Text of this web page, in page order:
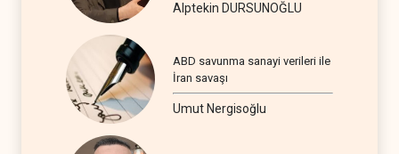
Alptekin DURSUNOĞLU
ABD savunma sanayi verileri ile
İran savaşı
Umut Nergisoğlu